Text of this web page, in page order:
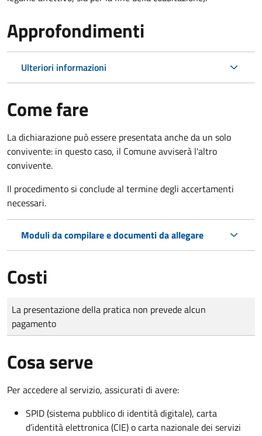
Approfondimenti
Ulteriori informazioni
Come fare
La dichiarazione può essere presentata anche da un solo
convivente: in questo caso, il Comune avviserà l'altro
convivente.
Il procedimento si conclude al termine degli accertamenti
necessari.
Moduli da compilare e documenti da allegare
Costi
Tipo di pagamento
Importo
La presentazione della pratica non prevede alcun
pagamento
Cosa serve
Per accedere al servizio, assicurati di avere:
SPID (sistema pubblico di identità digitale), carta
d’identità elettronica (CIE) o carta nazionale dei servizi